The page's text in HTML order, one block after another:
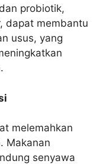
probiotik,
dapat membantu
usus, yang
melemahkan
Makanan
senyawa